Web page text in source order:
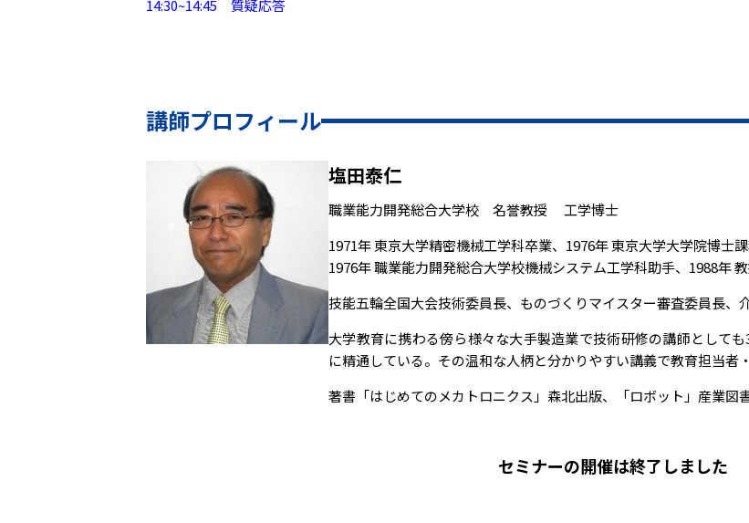
14:30~14:45 質疑応答
講師プロフィール
塩田泰仁
職業能力開発総合大学校 名誉教授 工学博士
1971年 東京大学精密機械工学科卒業、1976年 東京大学大学院博士
1976年 職業能力開発総合大学校機械システム工学科助手、1988年
技能五輪全国大会技術委員長、ものづくりマイスター審査委員長、
大学教育に携わる傍ら様々な大手製造業で技術研修の講師として
に精通している。その温和な人柄と分かりやすい講義で教育担当者
著書「はじめてのメカトロニクス」森北出版、「ロボット」産業
セミナーの開催は終了しました